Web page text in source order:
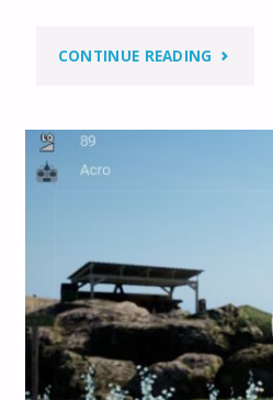
CONTINUE READING "LES
2023"